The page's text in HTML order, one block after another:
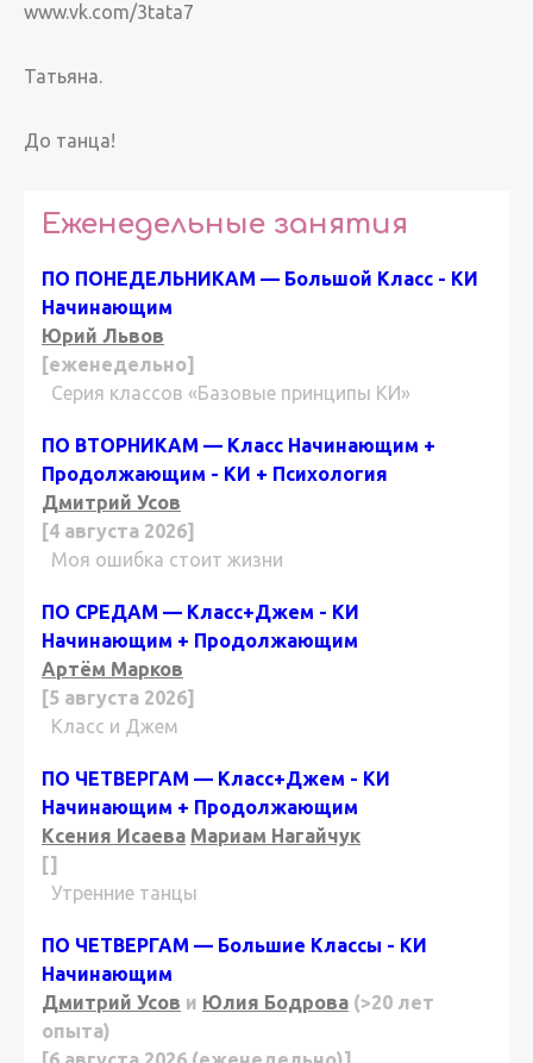
www.vk.com/3tata7
Татьяна.
До танца!
Еженедельные занятия
ПО ПОНЕДЕЛЬНИКАМ — Большой Класс - КИ
Начинающим
Юрий Львов
[еженедельно]
Серия классов «Базовые принципы КИ»
ПО ВТОРНИКАМ — Класс Начинающим +
Продолжающим - КИ + Психология
Дмитрий Усов
[4 августа 2026]
Моя ошибка стоит жизни
ПО СРЕДАМ — Класс+Джем - КИ
Начинающим + Продолжающим
Артём Марков
[5 августа 2026]
Класс и Джем
ПО ЧЕТВЕРГАМ — Класс+Джем - КИ
Начинающим + Продолжающим
Ксения Исаева Мариам Нагайчук
[]
Утренние танцы
ПО ЧЕТВЕРГАМ — Большие Классы - КИ
Начинающим
Дмитрий Усов и Юлия Бодрова (>20 лет
опыта)